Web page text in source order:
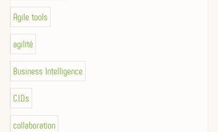
Agile tools
agilité
Business Intelligence
C.I.D.s
collaboration